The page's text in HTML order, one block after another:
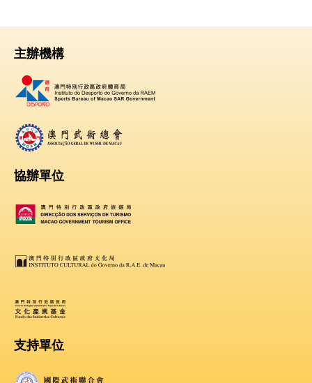
主辦機構
協辦單位
支持單位